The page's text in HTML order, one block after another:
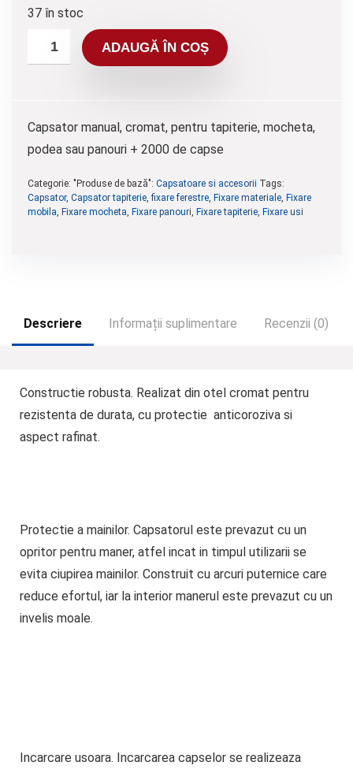
37 în stoc
ADAUGĂ ÎN COȘ
Capsator manual, cromat, pentru tapiterie, mocheta,
podea sau panouri + 2000 de capse
Categorie: "Produse de bază": Capsatoare si accesorii Tags:
Capsator, Capsator tapiterie,fixare ferestre, Fixare materiale, Fixare
mobila, Fixare mocheta, Fixare panouri, Fixare tapiterie, Fixare usi
Descriere Informații suplimentare Recenzii (0)
Constructie robusta. Realizat din otel cromat pentru
rezistenta de durata, cu protectie anticoroziva si
aspect rafinat.
Protectie a mainilor. Capsatorul este prevazut cu un
opritor pentru maner, atfel incat in timpul utilizarii se
evita ciupirea mainilor. Construit cu arcuri puternice care
reduce efortul, iar la interior manerul este prevazut cu un
invelis moale.
Incarcare usoara. Incarcarea capselor se realizeaza